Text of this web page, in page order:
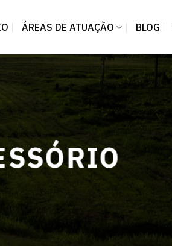
ÁREAS DE ATUAÇÃO BLOG